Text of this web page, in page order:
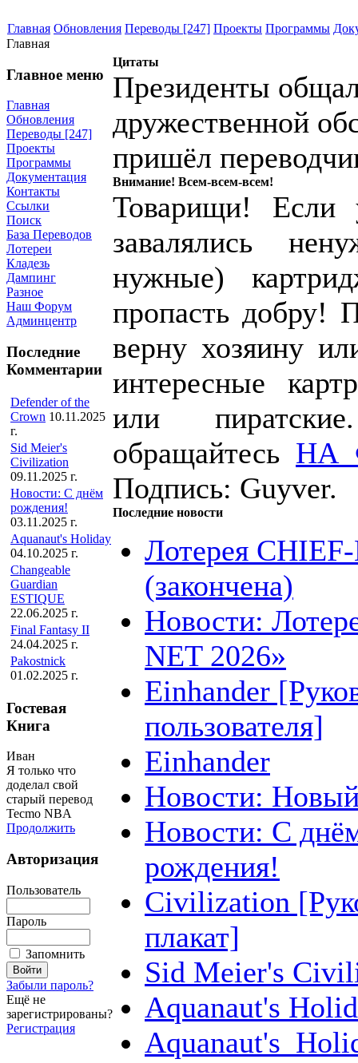
Главная Обновления Переводы [247] Проекты Программы
Главная
Главное меню
Главная
Обновления
Переводы [247]
Проекты
Программы
Документация
Контакты
Ссылки
Поиск
База Переводов
Лотереи
Кладезь
Дампинг
Разное
Наш Форум
Админцентр
Последние
Комментарии
Defender of the
Crown 10.11.2025
г.
Sid Meier's
Civilization
09.11.2025 г.
Новости: С днём
рождения!
03.11.2025 г.
Aquanaut's Holiday
04.10.2025 г.
Changeable
Guardian
ESTIQUE
22.06.2025 г.
Final Fantasy II
24.04.2025 г.
Pakostnick
01.02.2025 г.
Гостевая
Книга
Иван
Я только что
доделал свой
старый перевод
Tecmo NBA
Продолжить
Авторизация
Пользователь
Пароль
Запомнить
Забыли пароль?
Ещё не
зарегистрированы?
Регистрация
Цитаты
Президенты
дружественной
пришёл
Внимание! Всем-всем-всем!
Товарищи! Если
завалялись
нужные)
пропасть добру!
верну хозяину
интересные
или
обращайтесь НА
Подпись: Guyver.
Последние новости
Лотерея
(закончена)
Новости:
NET 2026»
Einhander
пользователя]
Einhander
Новости:
Новости: С
рождения!
Civilization
плакат]
Sid Meier's
Aquanaut's